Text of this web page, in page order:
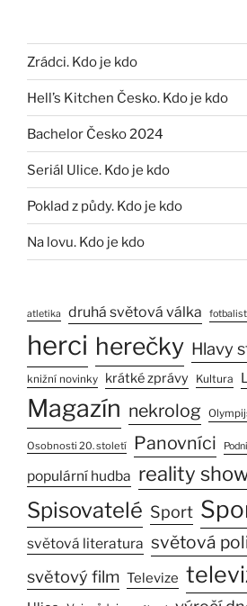
Zrádci. Kdo je kdo
Hell’s Kitchen Česko. Kdo je kdo
Bachelor Česko 2024
Seriál Ulice. Kdo je kdo
Poklad z půdy. Kdo je kdo
Na lovu. Kdo je kdo
atletika druhá světová válka
herci herečky Hlavy
knižní novinky krátké zprávy Kultura
Magazín nekrolog
Osobnosti 20. století Panovníci
populární hudba reality
Spisovatelé Sport
světová literatura světová
světový film Televize